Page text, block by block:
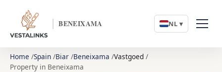
BENEIXAMA NL ▾
Home Spain Biar Beneixama Vastgoed
Property in Beneixama